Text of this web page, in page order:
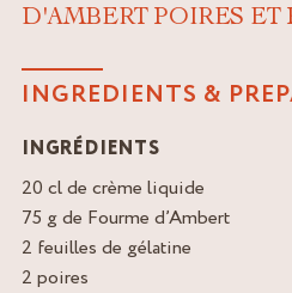
D'AMBERT POIRES ET
INGREDIENTS &
INGRÉDIENTS
20 cl de crème liquide
75 g de Fourme d’Ambert
2 feuilles de gélatine
2 poires